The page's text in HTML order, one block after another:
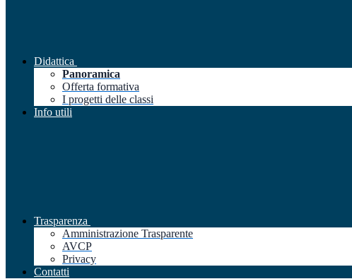
Didattica
Panoramica
Offerta formativa
I progetti delle classi
Info utili
Trasparenza
Amministrazione Trasparente
AVCP
Privacy
Contatti